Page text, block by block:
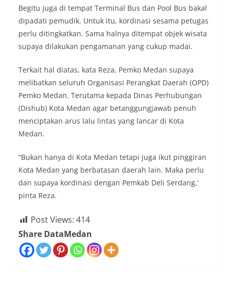
Begitu juga di tempat Terminal Bus dan Pool Bus bakal
dipadati pemudik. Untuk itu, kordinasi sesama petugas
perlu ditingkatkan. Sama halnya ditempat objek wisata
supaya dilakukan pengamanan yang cukup madai.
Terkait hal diatas, kata Reza, Pemko Medan supaya
melibatkan seluruh Organisasi Perangkat Daerah (OPD)
Pemko Medan. Terutama kepada Dinas Perhubungan
(Dishub) Kota Medan agar betanggungjawab penuh
menciptakan arus lalu lintas yang lancar di Kota
Medan.
“Bukan hanya di Kota Medan tetapi juga ikut pinggiran
Kota Medan yang berbatasan daerah lain. Maka perlu
dan supaya kordinasi dengan Pemkab Deli Serdang,’
pinta Reza.
Post Views: 414
Share DataMedan